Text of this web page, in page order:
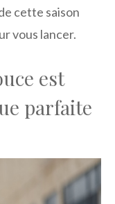
cette saison
vous lancer.
est
parfaite